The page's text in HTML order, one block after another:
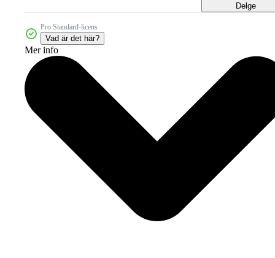
Delge
Pro Standard-licens
Vad är det här?
Mer info